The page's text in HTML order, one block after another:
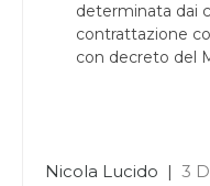
determinata dai
contrattazione
con decreto del
Nicola Lucido | 3